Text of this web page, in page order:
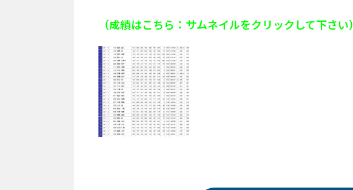
（成績はこちら：サムネイルをクリックして下さい）